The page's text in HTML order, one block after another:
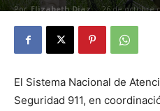
Por Elizabeth Diaz - 26 de octubre
El Sistema Nacional de
Seguridad 911, en